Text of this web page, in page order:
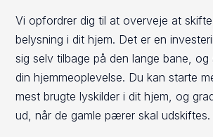
Vi opfordrer dig til at overveje at
belysning i dit hjem. Det er en
sig selv tilbage på den lange bane,
din hjemmeoplevelse. Du kan starte
mest brugte lyskilder i dit hjem, og
ud, når de gamle pærer skal udskiftes.